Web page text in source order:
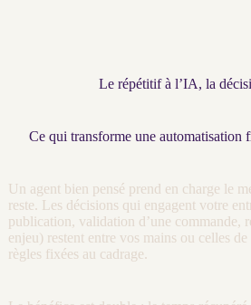
Le répétitif à l’IA, la
Ce qui transforme une automatisation
Un agent bien pensé prend en charge le
reste. Les décisions qui engagent votre
publication, validation d’une commande,
enjeu) restent entre vos mains ou celles
règles fixées au cadrage.